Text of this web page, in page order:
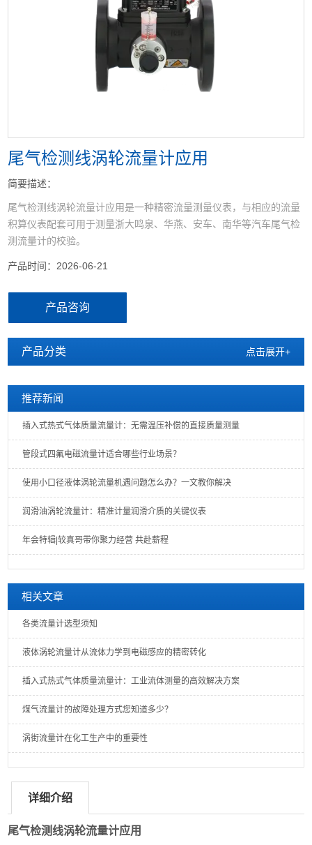
尾气检测线涡轮流量计应用
简要描述：
尾气检测线涡轮流量计应用是一种精密流量测量仪表，与相应的流量
积算仪表配套可用于测量浙大鸣泉、华燕、安车、南华等汽车尾气检
测流量计的校验。
产品时间：2026-06-21
产品咨询
产品分类 点击展开+
推荐新闻
插入式热式气体质量流量计：无需温压补偿的直接质量测量
管段式四氟电磁流量计适合哪些行业场景？
使用小口径液体涡轮流量机遇问题怎么办？一文教你解决
润滑油涡轮流量计：精准计量润滑介质的关键仪表
年会特辑|较真哥带你聚力经营 共赴薪程
相关文章
各类流量计选型须知
液体涡轮流量计从流体力学到电磁感应的精密转化
插入式热式气体质量流量计：工业流体测量的高效解决方案
煤气流量计的故障处理方式您知道多少？
涡街流量计在化工生产中的重要性
详细介绍
尾气检测线涡轮流量计应用